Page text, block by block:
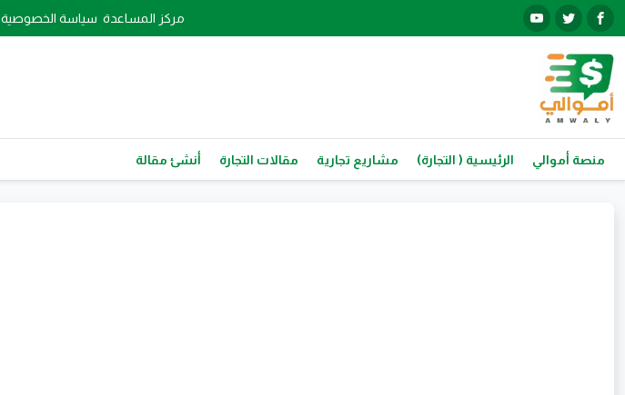
مركز المساعدة سياسة الخصوصية
منصة أموالي الرئيسية ( التجارة) مشاريع تجارية مقالات التجارة أنشئ مقالة